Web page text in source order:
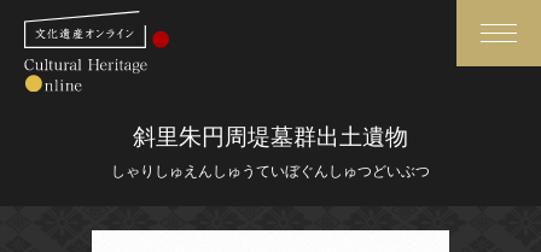
さらに詳細検索
斜里朱円周堤墓群出土遺物
しゃりしゅえんしゅうていぼぐんしゅつどいぶつ